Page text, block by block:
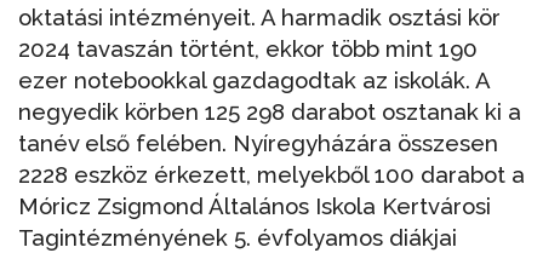
oktatási intézményeit. A harmadik osztási kör
2024 tavaszán történt, ekkor több mint 190
ezer notebookkal gazdagodtak az iskolák. A
negyedik körben 125 298 darabot osztanak ki a
tanév első felében. Nyíregyházára összesen
2228 eszköz érkezett, melyekből 100 darabot a
Móricz Zsigmond Általános Iskola Kertvárosi
Tagintézményének 5. évfolyamos diákjai